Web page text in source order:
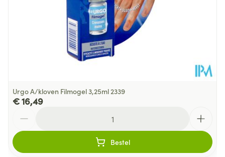
Urgo A/kloven Filmogel 3,25ml 2339
€ 16,49
Bestel